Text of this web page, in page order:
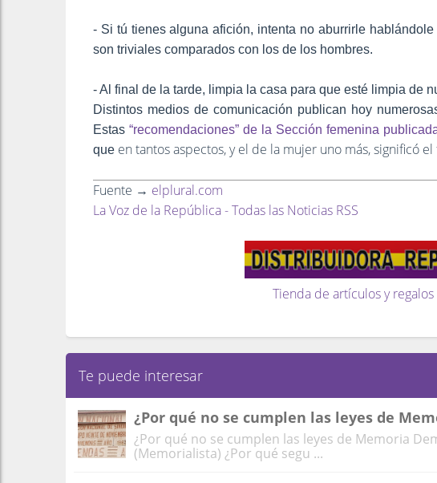
- Si tú tienes alguna afición, intenta no aburrirle
son triviales comparados con los de los hombres.
- Al final de la tarde, limpia la casa para que esté limpia de
Distintos medios de comunicación publican hoy
Estas “recomendaciones” de la Sección femenina
que en tantos aspectos, y el de la mujer uno más, significó
Fuente → elplural.com
La Voz de la República - Todas las Noticias RSS
Tienda de artículos y
Te puede interesar
¿Por qué no se cumplen las leyes de
¿Por qué no se cumplen las leyes de Memoria
(Memorialista) ¿Por qué segu ...